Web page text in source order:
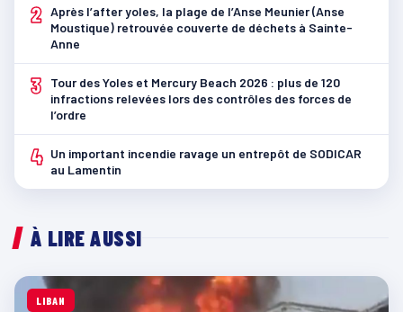
2 Après l’after yoles, la plage de l’Anse Meunier (Anse
Moustique) retrouvée couverte de déchets à Sainte-
Anne
3
Tour des Yoles et Mercury Beach 2026 : plus de 120
infractions relevées lors des contrôles des forces de
l’ordre
4 Un important incendie ravage un entrepôt de SODICAR
au Lamentin
À LIRE AUSSI
LIBAN